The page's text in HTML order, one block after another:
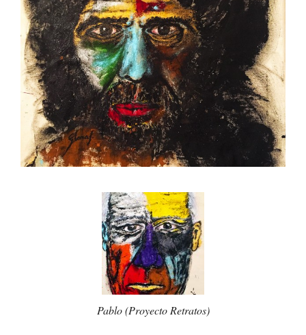
Pablo (Proyecto Retratos)